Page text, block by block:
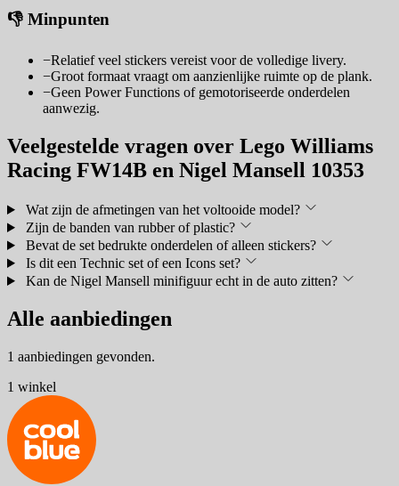
👎 Minpunten
−Relatief veel stickers vereist voor de volledige livery.
−Groot formaat vraagt om aanzienlijke ruimte op de plank.
−Geen Power Functions of gemotoriseerde onderdelen
aanwezig.
Veelgestelde vragen over Lego Williams
Racing FW14B en Nigel Mansell 10353
Wat zijn de afmetingen van het voltooide model?
Zijn de banden van rubber of plastic?
Bevat de set bedrukte onderdelen of alleen stickers?
Is dit een Technic set of een Icons set?
Kan de Nigel Mansell minifiguur echt in de auto zitten?
Alle aanbiedingen
1 aanbiedingen gevonden.
1 winkel